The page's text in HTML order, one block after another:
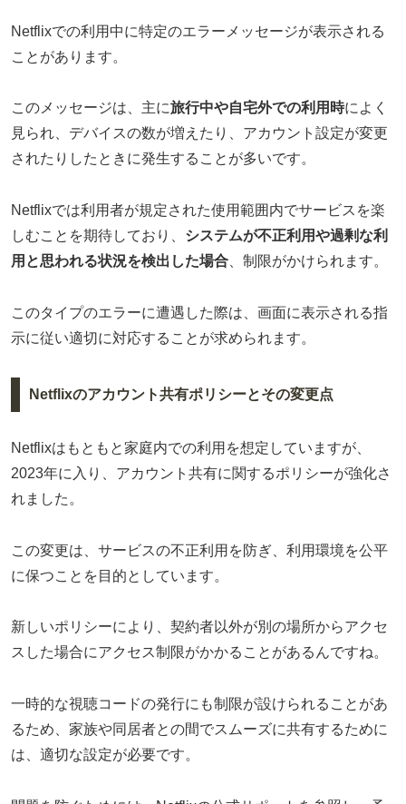
Netflixでの利用中に特定のエラーメッセージが表示される
ことがあります。
このメッセージは、主に旅行中や自宅外での利用時によく
見られ、デバイスの数が増えたり、アカウント設定が変更
されたりしたときに発生することが多いです。
Netflixでは利用者が規定された使用範囲内でサービスを楽
しむことを期待しており、 システムが不正利用や過剰な利
用と思われる状況を検出した場合 、制限がかけられます。
このタイプのエラーに遭遇した際は、画面に表示される指
示に従い適切に対応することが求められます。
Netflixのアカウント共有ポリシーとその変更点
Netflixはもともと家庭内での利用を想定していますが、
2023年に入り、アカウント共有に関するポリシーが強化さ
れました。
この変更は、サービスの不正利用を防ぎ、利用環境を公平
に保つことを目的としています。
新しいポリシーにより、契約者以外が別の場所からアクセ
スした場合にアクセス制限がかかることがあるんですね。
一時的な視聴コードの発行にも制限が設けられることがあ
るため、家族や同居者との間でスムーズに共有するために
は、適切な設定が必要です。